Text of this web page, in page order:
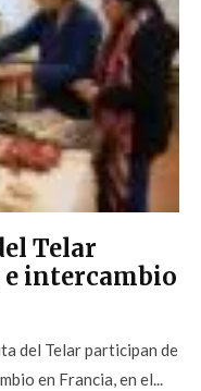
Telar
intercambio
del Telar participan de
en Francia, en el...